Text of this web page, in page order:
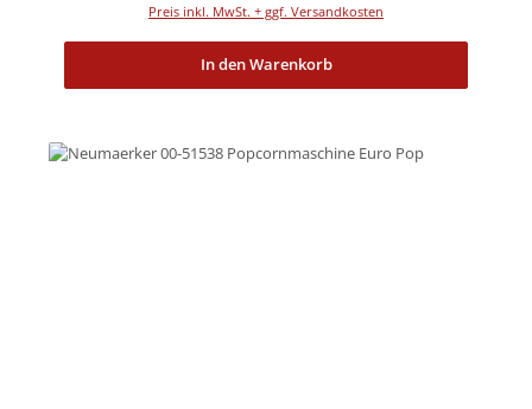
Preis inkl. MwSt. + ggf. Versandkosten
In den Warenkorb